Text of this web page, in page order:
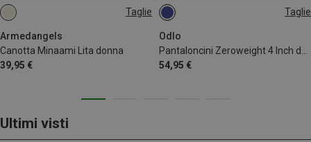
Taglie
Armedangels
Canotta Minaami Lita donna
39,95 €
M Taglie
Odlo
54,95 €
XS
Ultimi visti